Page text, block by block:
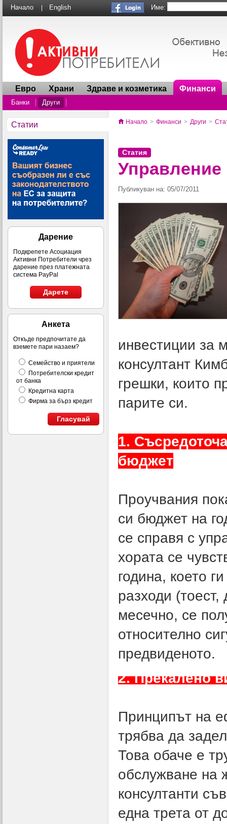
Начало English Име:
Евро Храни Здраве и козметика Финанси
Банки Други
Статии
Дарение
Подкрепете Асоциация
Активни Потребители чрез
дарение през платежната
система PayPal
Дарете
Анкета
Откъде предпочитате да
вземете пари назаем?
Семейство и приятели
Потребителски кредит
от банка
Кредитна карта
Фирма за бърз кредит
Гласувай
Начало > Финанси > Други >
Статия
Управление
Публикуван на: 05/07/2011
инвестиции за
консултант
грешки, които
парите си.
1.
бюджет
Проучвания
си бюджет на
се справя с
хората се
година, което
разходи (тоест,
месечно, се
относително
предвиденото.
2. Прекалено
Принципът на
трябва да
Това обаче е
обслужване на
консултанти
една трета от